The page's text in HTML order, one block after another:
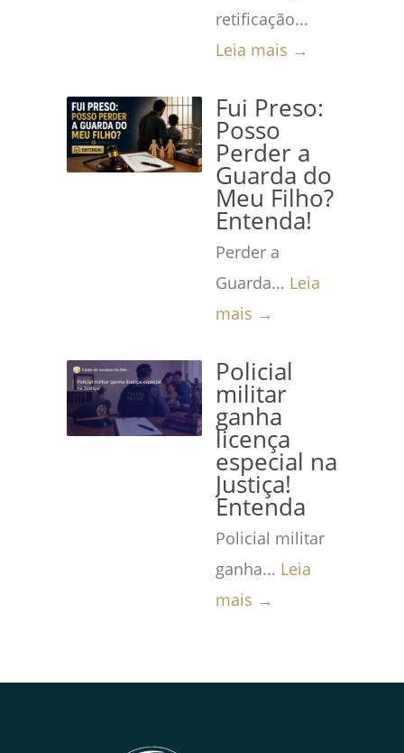
retificação...
Leia mais →
Fui Preso:
Posso
Perder a
Guarda do
Meu Filho?
Entenda!
Perder a
Guarda... Leia
mais →
Policial
militar
ganha
licença
especial na
Justiça!
Entenda
Policial militar
ganha... Leia
mais →